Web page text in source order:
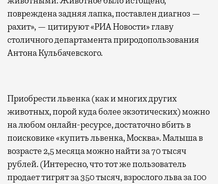
повреждена задняя лапка, поставлен диагноз —
рахит», — цитируют «РИА Новости» главу
столичного департамента природопользования
Антона Кульбачевского.
Приобрести львенка (как и многих других
животных, порой куда более экзотических) можно
на любом онлайн-ресурсе, достаточно вбить в
поисковике «купить львенка, Москва». Малыша в
возрасте 2,5 месяца можно найти за 70 тысяч
рублей. (Интересно, что тот же пользователь
продает тигрят за 350 тысяч, взрослого льва за 100